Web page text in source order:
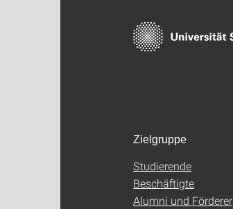
Zielgruppe
Studierende
Beschäftigte
Alumni und Förderer